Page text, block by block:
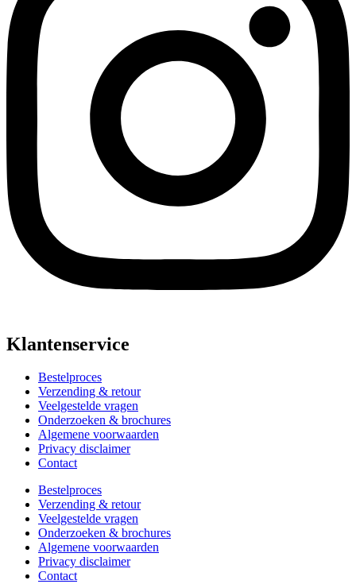
Klantenservice
Bestelproces
Verzending & retour
Veelgestelde vragen
Onderzoeken & brochures
Algemene voorwaarden
Privacy disclaimer
Contact
Bestelproces
Verzending & retour
Veelgestelde vragen
Onderzoeken & brochures
Algemene voorwaarden
Privacy disclaimer
Contact